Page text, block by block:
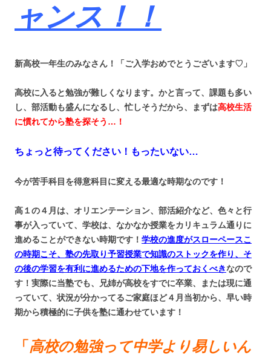
ャンス！！
新高校一年生のみなさん！「ご入学おめでとうございます♡」
高校に入ると勉強が難しくなります。かと言って、課題も多い
し、部活動も盛んになるし、忙しそうだから、まずは高校生活
に慣れてから塾を探そう…！
ちょっと待ってください！もったいない…
今が苦手科目を得意科目に変える最適な時期なのです！
高１の４月は、オリエンテーション、部活紹介など、色々と行
事が入っていて、学校は、なかなか授業をカリキュラム通りに
進めることができない時期です！ 学校の進度がスローペースこ
の時期こそ、塾の先取り予習授業で知識のストックを作り、そ
の後の学習を有利に進めるための下地を作っておくべきなので
す！実際に当塾でも、兄姉が高校をすでに卒業、または現に通
っていて、状況が分かってるご家庭ほど４月当初から、早い時
期から積極的に子供を塾に通わせています！
「 高校の勉強って中学より易しいん